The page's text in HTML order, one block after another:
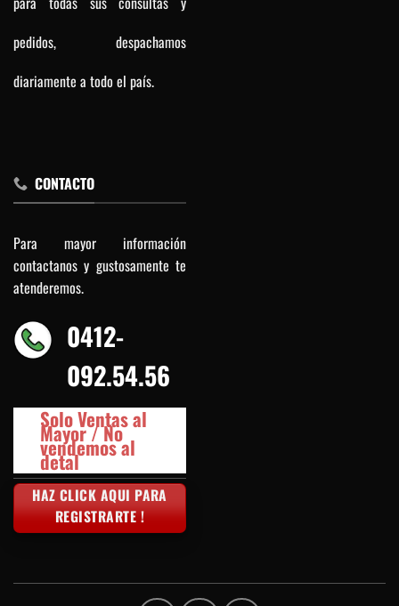
pedidos, despachamos
diariamente a todo el país.
CONTACTO
Para mayor información
contactanos y gustosamente te
atenderemos.
0412-
092.54.56
Solo Ventas al
Mayor / No
vendemos al
detal
HAZ CLICK AQUI PARA
REGISTRARTE !